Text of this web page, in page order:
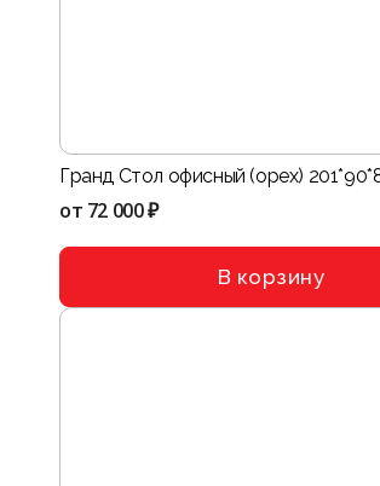
Гранд Стол офисный (орех)
от 72 000 ₽
В корзину